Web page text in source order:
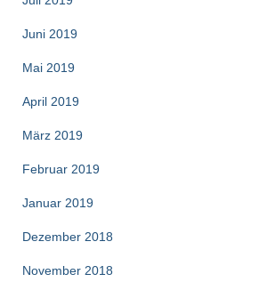
Juni 2019
Mai 2019
April 2019
März 2019
Februar 2019
Januar 2019
Dezember 2018
November 2018